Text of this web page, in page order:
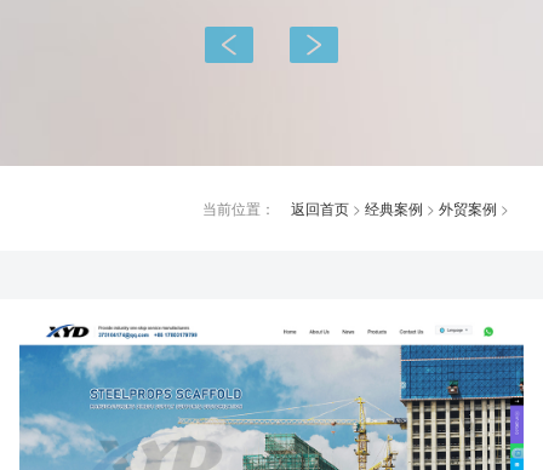
下一篇：
当前位置： 返回首页 > 经典案例 > 外贸案例 >